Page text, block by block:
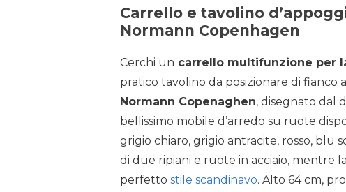
Carrello e tavolino
Normann Copenhagen
Cerchi un carrello multifunzione per
pratico tavolino da posizionare di fianco
Normann Copenaghen, disegnato dal
bellissimo mobile d’arredo su ruote
grigio chiaro, grigio antracite, rosso, blu
di due ripiani e ruote in acciaio, mentre
perfetto stile scandinavo. Alto 64 cm,